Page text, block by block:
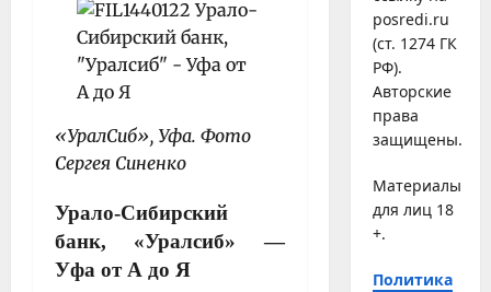
«УралСиб», Уфа. Фото
Сергея Синенко
Урало-Сибирский
банк, «Уралсиб»—
Уфа от А до Я
posredi.ru
(ст. 1274 ГК
РФ).
Авторские
права
защищены.
Материалы
для лиц 18
+.
Политика